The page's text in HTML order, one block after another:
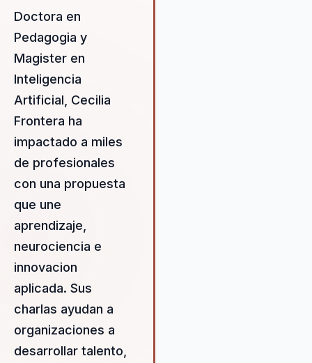
Doctora en
Pedagogia y
Magister en
Inteligencia
Artificial, Cecilia
Frontera ha
impactado a miles
de profesionales
con una propuesta
que une
aprendizaje,
neurociencia e
innovacion
aplicada. Sus
charlas ayudan a
organizaciones a
desarrollar talento,